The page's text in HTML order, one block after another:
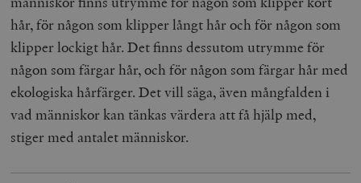
hår, för någon som klipper långt hår och för någon som
klipper lockigt hår. Det finns dessutom utrymme för
någon som färgar hår, och för någon som färgar hår med
ekologiska hårfärger. Det vill säga, även mångfalden i
vad människor kan tänkas värdera att få hjälp med,
stiger med antalet människor.